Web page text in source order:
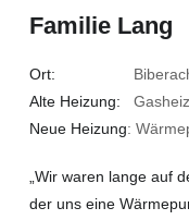
Familie Lang
Ort:
Alte Heizung:
Neue Heizung:
„Wir waren lange auf
der uns eine